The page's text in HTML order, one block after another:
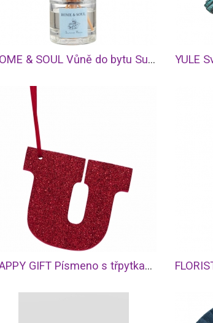
HOME & SOUL Vůně do bytu Summer Rain - 100ml
HAPPY GIFT Písmeno s třpytkami U